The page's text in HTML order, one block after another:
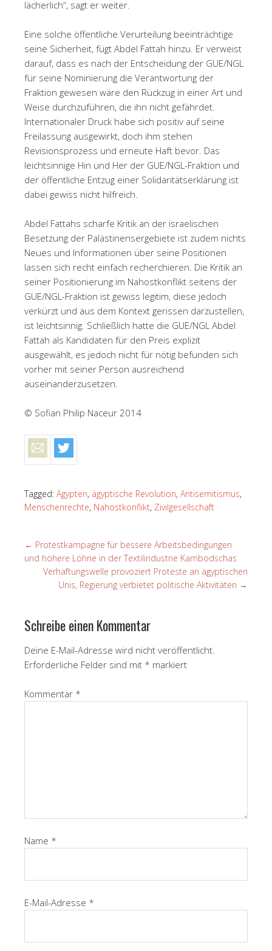
lächerlich“, sagt er weiter.
Eine solche öffentliche Verurteilung beeinträchtige
seine Sicherheit, fügt Abdel Fattah hinzu. Er verweist
darauf, dass es nach der Entscheidung der GUE/NGL
für seine Nominierung die Verantwortung der
Fraktion gewesen wäre den Rückzug in einer Art und
Weise durchzuführen, die ihn nicht gefährdet.
Internationaler Druck habe sich positiv auf seine
Freilassung ausgewirkt, doch ihm stehen
Revisionsprozess und erneute Haft bevor. Das
leichtsinnige Hin und Her der GUE/NGL-Fraktion und
der öffentliche Entzug einer Solidaritätserklärung ist
dabei gewiss nicht hilfreich.
Abdel Fattahs scharfe Kritik an der israelischen
Besetzung der Palästinensergebiete ist zudem nichts
Neues und Informationen über seine Positionen
lassen sich recht einfach recherchieren. Die Kritik an
seiner Positionierung im Nahostkonflikt seitens der
GUE/NGL-Fraktion ist gewiss legitim, diese jedoch
verkürzt und aus dem Kontext gerissen darzustellen,
ist leichtsinnig. Schließlich hatte die GUE/NGL Abdel
Fattah als Kandidaten für den Preis explizit
ausgewählt, es jedoch nicht für nötig befunden sich
vorher mit seiner Person ausreichend
auseinanderzusetzen.
© Sofian Philip Naceur 2014
Tagged: Ägypten, ägyptische Revolution, Antisemitismus,
Menschenrechte, Nahostkonflikt, Zivilgesellschaft
← Protestkampagne für bessere Arbeitsbedingungen
und höhere Löhne in der Textilindustrie Kambodschas
Verhaftungswelle provoziert Proteste an ägyptischen
Unis, Regierung verbietet politische Aktivitäten →
Schreibe einen Kommentar
Deine E-Mail-Adresse wird nicht veröffentlicht.
Erforderliche Felder sind mit * markiert
Kommentar *
Name *
E-Mail-Adresse *